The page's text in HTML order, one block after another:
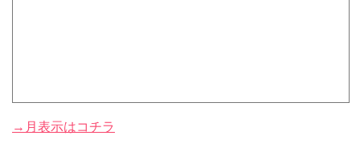
→月表示はコチラ